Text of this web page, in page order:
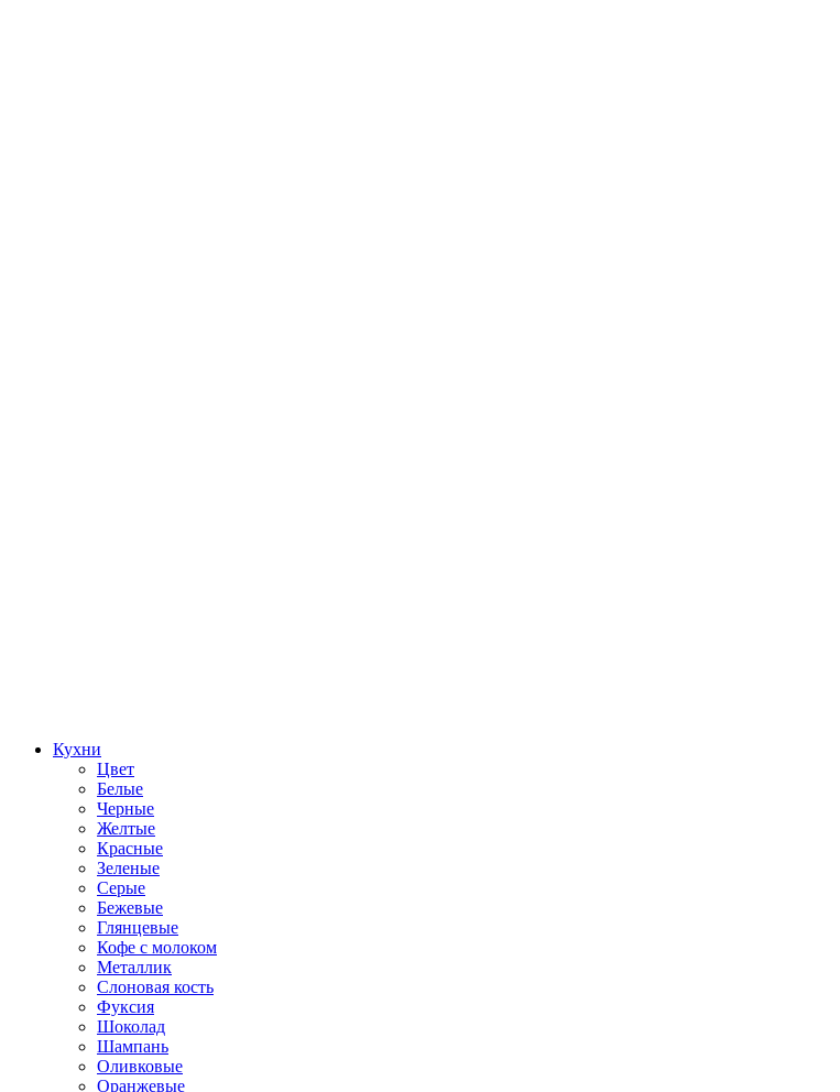
Кухни
Цвет
Белые
Черные
Желтые
Красные
Зеленые
Серые
Бежевые
Глянцевые
Кофе с молоком
Металлик
Слоновая кость
Фуксия
Шоколад
Шампань
Оливковые
Оранжевые